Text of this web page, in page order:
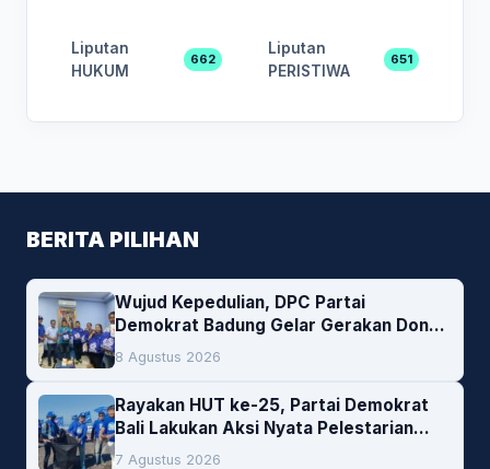
Liputan
HUKUM
662
Liputan
PERISTIWA
651
BERITA PILIHAN
Wujud Kepedulian, DPC Partai
Demokrat Badung Gelar Gerakan Donor
Darah
8 Agustus 2026
Rayakan HUT ke-25, Partai Demokrat
Bali Lakukan Aksi Nyata Pelestarian
Lingkungan
7 Agustus 2026